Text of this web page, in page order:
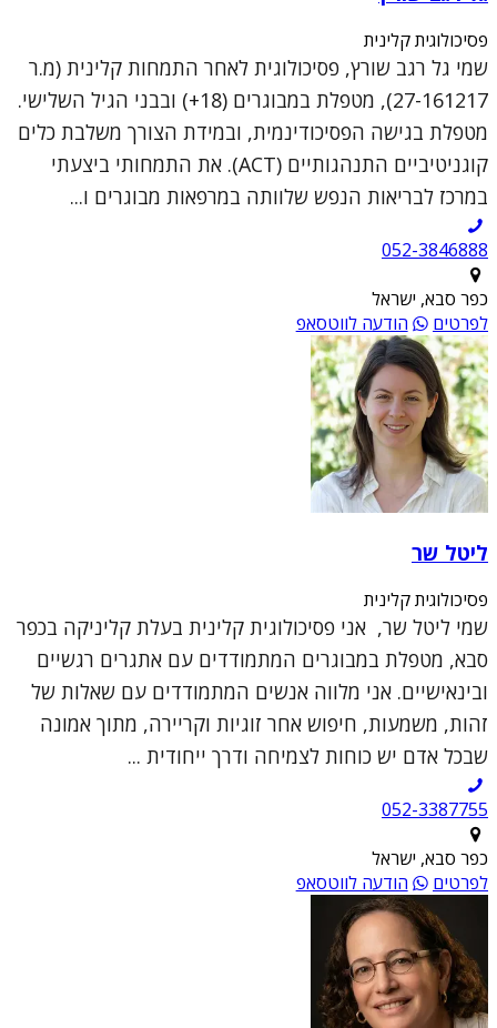
פסיכולוגית קלינית
שמי גל רגב שורץ, פסיכולוגית לאחר התמחות קלינית (מ.ר
27-161217), מטפלת במבוגרים (18+) ובבני הגיל השלישי.
מטפלת בגישה הפסיכודינמית, ובמידת הצורך משלבת כלים
קוגניטיביים התנהגותיים (ACT). את התמחותי ביצעתי
במרכז לבריאות הנפש שלוותה במרפאות מבוגרים ו...
052-3846888
כפר סבא, ישראל
לפרטים
הודעה לווטסאפ
ליטל שר
פסיכולוגית קלינית
שמי ליטל שר, אני פסיכולוגית קלינית בעלת קליניקה בכפר
סבא, מטפלת במבוגרים המתמודדים עם אתגרים רגשיים
ובינאישיים. אני מלווה אנשים המתמודדים עם שאלות של
זהות, משמעות, חיפוש אחר זוגיות וקריירה, מתוך אמונה
שבכל אדם יש כוחות לצמיחה ודרך ייחודית ...
052-3387755
כפר סבא, ישראל
לפרטים
הודעה לווטסאפ